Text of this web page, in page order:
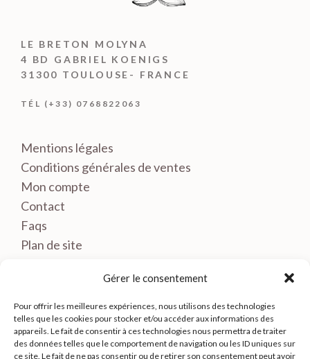
Gérer le consentement
Pour offrir les meilleures expériences, nous utilisons des technologies
telles que les cookies pour stocker et/ou accéder aux informations des
appareils. Le fait de consentir à ces technologies nous permettra de traiter
des données telles que le comportement de navigation ou les ID uniques sur
ce site. Le fait de ne pas consentir ou de retirer son consentement peut avoir
LE BRETON MOLYNA
4 BD GABRIEL KOENIGS
31300 TOULOUSE- FRANCE
TÉL (+33) 0768822063
Mentions légales
Conditions générales de ventes
Mon compte
Contact
Faqs
Plan de site